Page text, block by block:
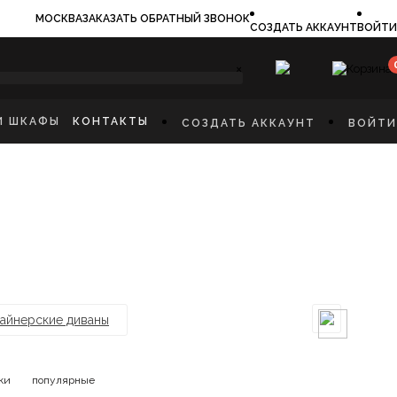
МОСКВАЗАКАЗАТЬ ОБРАТНЫЙ ЗВОНОК
СОЗДАТЬ АККАУНТВОЙТИ
×
ШКАФЫ КОНТАКТЫ СОЗДАТЬ АККАУНТ ВОЙТИ
диваны
популярные